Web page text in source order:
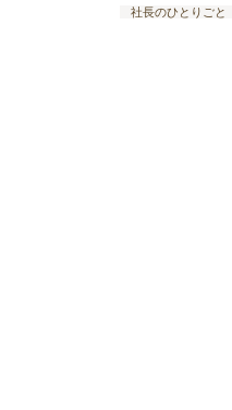
社長のひとりごと